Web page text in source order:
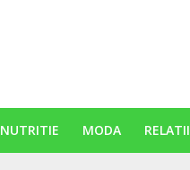
NUTRITIE MODA RELATII